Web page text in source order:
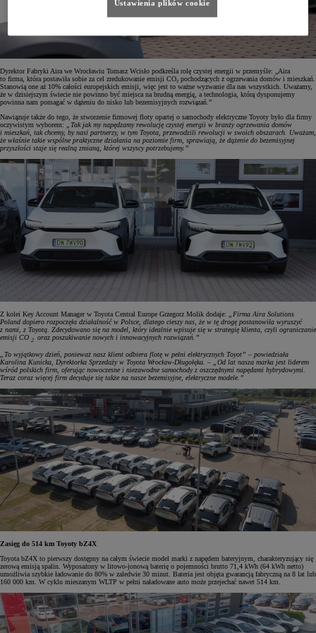
Dyrektor Fabryki Aira we Wrocławiu Tomasz Wcisło podkreśla rolę czystej energii w przemyśle: „Aira
to firma, która postawiła sobie za cel zredukowanie emisji CO₂ pochodzących z ogrzewania domów i mieszkań.
Stanowią one aż 10% całości europejskich emisji, więc jest to ważne wyzwanie dla nas wszystkich. Uważamy,
że w dzisiejszym świecie nie powinno być miejsca na brudną energię, a technologia, którą dysponujemy
powinna nam pomagać w dążeniu do nisko lub bezemisyjnych rozwiązań.”
Nawiązuje także do tego, że stworzenie firmowej floty opartej o samochody elektryczne Toyoty było dla firmy
oczywistym wyborem: „Tak jak my napędzamy rewolucję czystej energii w branży ogrzewania domów
i mieszkań, tak chcemy, by nasi partnerzy, w tym Toyota, przewodzili rewolucji w swoich obszarach. Uważam,
że właśnie takie wspólne praktyczne działania na poziomie firm, sprawiają, że dążenie do bezemisyjnej
przyszłości staje się realną zmianą, której wszyscy potrzebujemy.”
Z kolei Key Account Manager w Toyota Central Europe Grzegorz Molik dodaje:
„Firma Aira Solutions
Poland dopiero rozpoczęła działalność w Polsce, dlatego cieszy nas, że w tę drogę postanowiła wyruszyć
z nami, z Toyotą. Zdecydowano się na model, który idealnie wpisuje się w strategię klienta, czyli ograniczanie
emisji CO 2 oraz poszukiwanie nowych i innowacyjnych rozwiązań.”
„To wyjątkowy dzień, ponieważ nasz klient odbiera flotę w pełni elektrycznych Toyot” – powiedziała
Karolina Kunicka, Dyrektorka Sprzedaży w Toyota Wrocław-Długołęka. – „Od lat nasza marka jest liderem
wśród polskich firm, oferując nowoczesne i niezawodne samochody z oszczędnymi napędami hybrydowymi.
Teraz coraz więcej firm decyduje się także na nasze bezemisyjne, elektryczne modele.”
Zasięg do 514 km Toyoty bZ4X
Toyota bZ4X to pierwszy dostępny na całym świecie model marki z napędem bateryjnym, charakteryzujący się
zerową emisją spalin. Wyposażony w litowo-jonową baterię o pojemności brutto 71,4 kWh (64 kWh netto)
umożliwia szybkie ładowanie do 80% w zaledwie 30 minut. Bateria jest objęta gwarancją fabryczną na 8 lat lub
160 000 km. W cyklu mieszanym WLTP w pełni naładowane auto może przejechać nawet 514 km.
Ustawienia plików cookie